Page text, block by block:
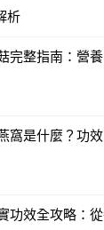
析
完整指南：營
窩是什麼？功
功效全攻略：